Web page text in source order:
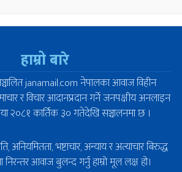
हाम्रो बारे
janamail.com नेपालका आवाज विहीन
र विचार आदानप्रदान गर्ने जनपक्षीय अनलाइन
२०८१ कार्तिक ३० गतेदेखि सञ्चालनमा छ ।
अनियमितता, भष्टाचार, अन्याय र अत्याचार बिरुद्ध
निरन्तर आवाज बुलन्द गर्नु हाम्रो मूल लक्ष हो।